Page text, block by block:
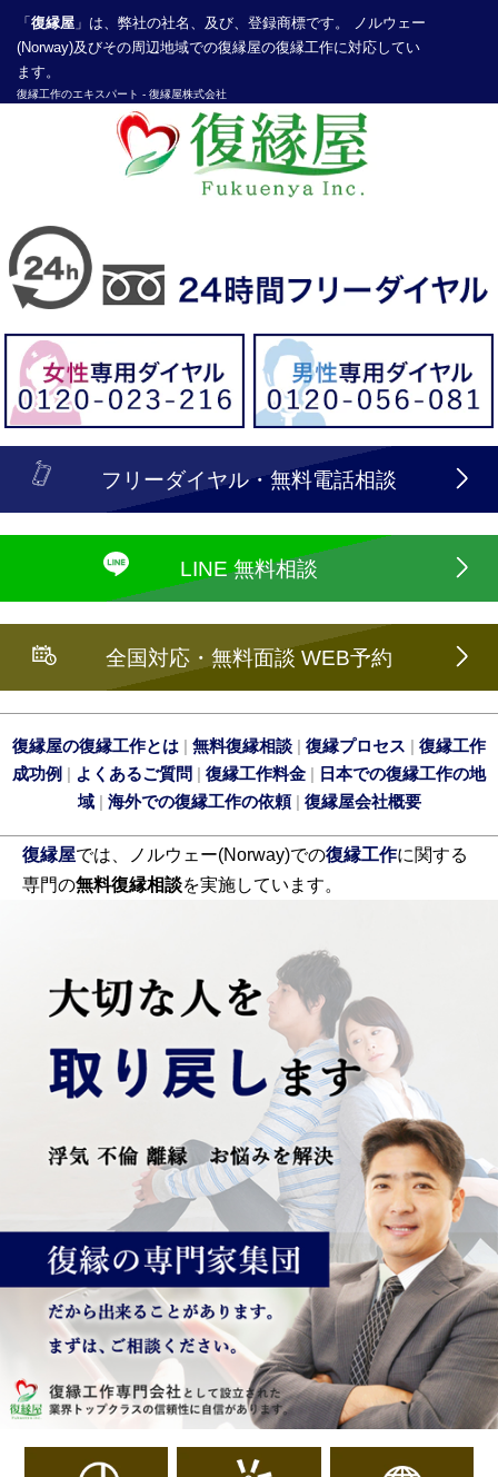
「 復縁屋 」は、弊社の社名、及び、登録商標です。 ノルウェー
(Norway)及びその周辺地域での復縁屋の復縁工作に対応してい
ます。
復縁工作のエキスパート - 復縁屋株式会社
探偵業届出登録番号30210286号
フリーダイヤル・無料電話相談
LINE 無料相談
全国対応・無料面談 WEB予約
復縁屋の復縁工作とは | 無料復縁相談 | 復縁プロセス | 復縁工作
成功例 | よくあるご質問 | 復縁工作料金 | 日本での復縁工作の地
域| 海外での復縁工作の依頼| 復縁屋会社概要
復縁屋では、ノルウェー(Norway)での復縁工作に関する
専門の無料復縁相談を実施しています。